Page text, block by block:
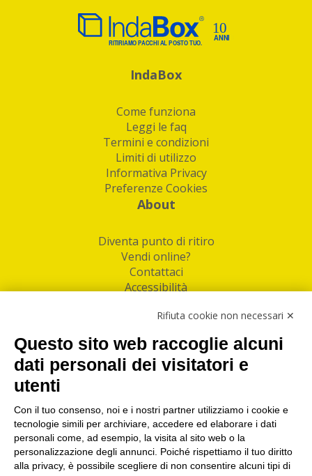
IndaBox
Come funziona
Leggi le faq
Termini e condizioni
Limiti di utilizzo
Informativa Privacy
Preferenze Cookies
About
Diventa punto di ritiro
Vendi online?
Contattaci
Accessibilità
Facebook
Linkedin
I nostri punti di ritiro e spedizione pacchi nelle
maggiori città italiane
Torino|Milano|Roma|Bologna|Firenze| Genova
Napoli|Varese
Rifiuta cookie non necessari ✕
Questo sito web raccoglie alcuni
dati personali dei visitatori e
utenti
Con il tuo consenso, noi e i nostri partner utilizziamo i cookie e
tecnologie simili per archiviare, accedere ed elaborare i dati
personali come, ad esempio, la visita al sito web o la
personalizzazione degli annunci. Poiché rispettiamo il tuo diritto
alla privacy, è possibile scegliere di non consentire alcuni tipi di